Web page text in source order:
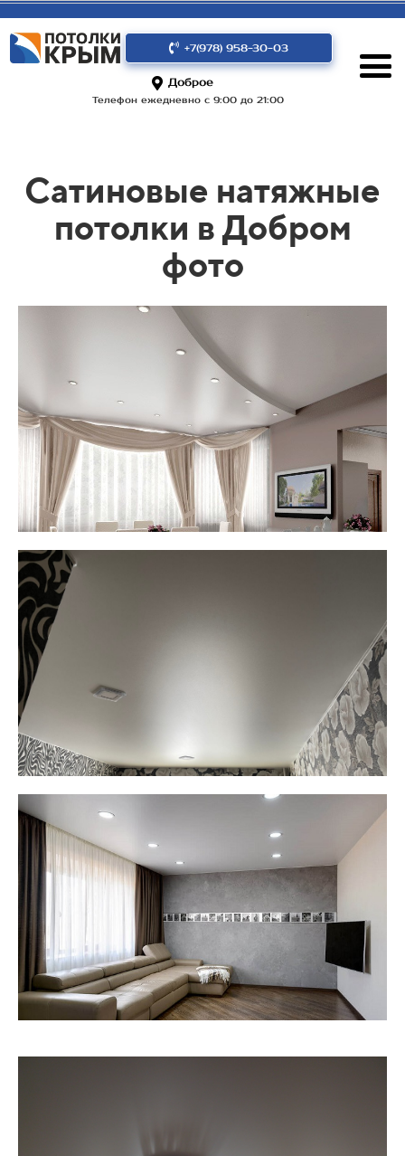
+7(978) 958-30-03
Доброе
Телефон ежедневно с 9:00 до 21:00
Сатиновые натяжные
потолки в Добром
фото